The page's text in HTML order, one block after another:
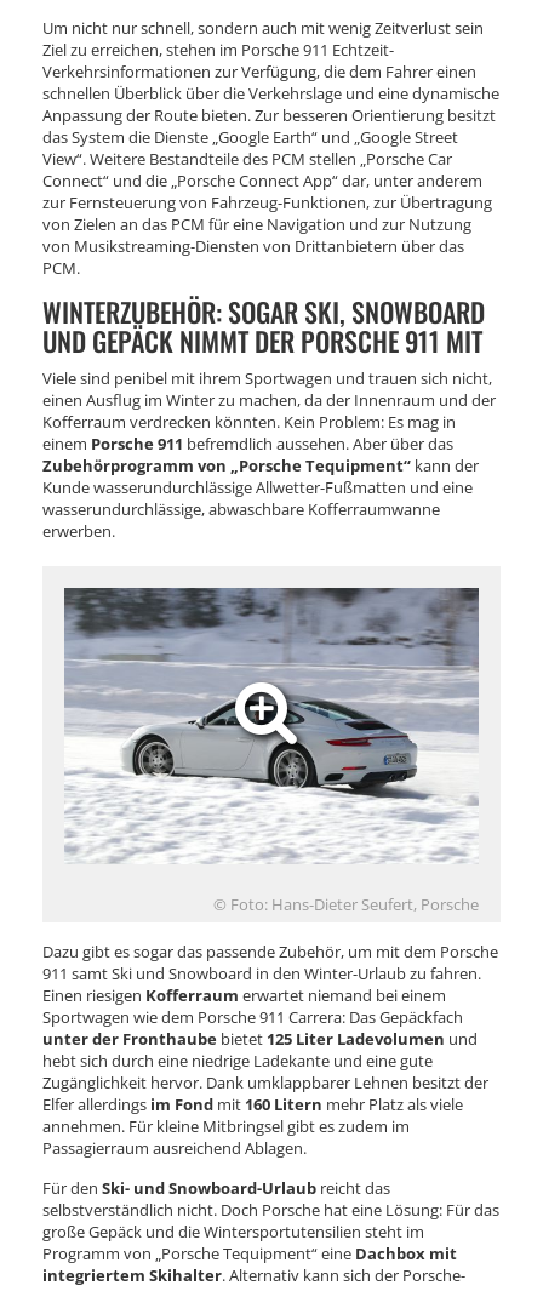
Um nicht nur schnell, sondern auch mit wenig Zeitverlust sein
Ziel zu erreichen, stehen im Porsche 911 Echtzeit-
Verkehrsinformationen zur Verfügung, die dem Fahrer einen
schnellen Überblick über die Verkehrslage und eine dynamische
Anpassung der Route bieten. Zur besseren Orientierung besitzt
das System die Dienste „Google Earth“ und „Google Street
View“. Weitere Bestandteile des PCM stellen „Porsche Car
Connect“ und die „Porsche Connect App“ dar, unter anderem
zur Fernsteuerung von Fahrzeug-Funktionen, zur Übertragung
von Zielen an das PCM für eine Navigation und zur Nutzung
von Musikstreaming-Diensten von Drittanbietern über das
PCM.
WINTERZUBEHÖR: SOGAR SKI, SNOWBOARD
UND GEPÄCK NIMMT DER PORSCHE 911 MIT
Viele sind penibel mit ihrem Sportwagen und trauen sich nicht,
einen Ausflug im Winter zu machen, da der Innenraum und der
Kofferraum verdrecken könnten. Kein Problem: Es mag in
einem Porsche 911 befremdlich aussehen. Aber über das
Zubehörprogramm von „Porsche Tequipment“ kann der
Kunde wasserundurchlässige Allwetter-Fußmatten und eine
wasserundurchlässige, abwaschbare Kofferraumwanne
erwerben.
© Foto: Hans-Dieter Seufert, Porsche
Dazu gibt es sogar das passende Zubehör, um mit dem Porsche
911 samt Ski und Snowboard in den Winter-Urlaub zu fahren.
Einen riesigen Kofferraum erwartet niemand bei einem
Sportwagen wie dem Porsche 911 Carrera: Das Gepäckfach
unter der Fronthaube bietet 125 Liter Ladevolumen und
hebt sich durch eine niedrige Ladekante und eine gute
Zugänglichkeit hervor. Dank umklappbarer Lehnen besitzt der
Elfer allerdings im Fond mit 160 Litern mehr Platz als viele
annehmen. Für kleine Mitbringsel gibt es zudem im
Passagierraum ausreichend Ablagen.
Für den Ski- und Snowboard-Urlaub reicht das
selbstverständlich nicht. Doch Porsche hat eine Lösung: Für das
große Gepäck und die Wintersportutensilien steht im
Programm von „Porsche Tequipment“ eine Dachbox mit
integriertem Skihalter. Alternativ kann sich der Porsche-